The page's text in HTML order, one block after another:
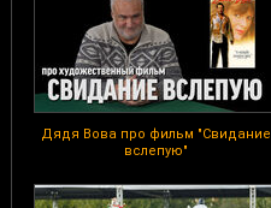
Дядя Вова про фильм "Свидание
вслепую"